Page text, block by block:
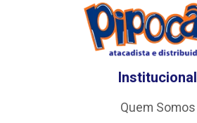
Institucional
Quem Somos